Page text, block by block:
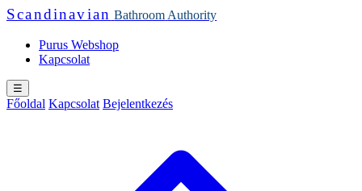
Scandinavian Bathroom Authority
Purus Webshop
Kapcsolat
☰
Főoldal Kapcsolat Bejelentkezés